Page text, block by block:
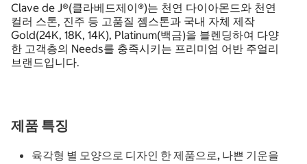
Clave de J®(클라베드제이®)는 천연 다이아몬드와 천연
컬러 스톤, 진주 등 고품질 젬스톤과 국내 자체 제작
Gold(24K, 18K, 14K), Platinum(백금)을 블렌딩하여 다양
한 고객층의 Needs를 충족시키는 프리미엄 어반 주얼리
브랜드입니다.
제품 특징
육각형 별 모양으로 디자인 한 제품으로, 나쁜 기운을